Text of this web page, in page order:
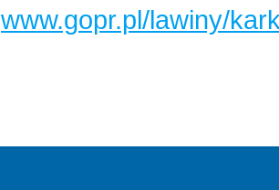
www.gopr.pl/lawiny/